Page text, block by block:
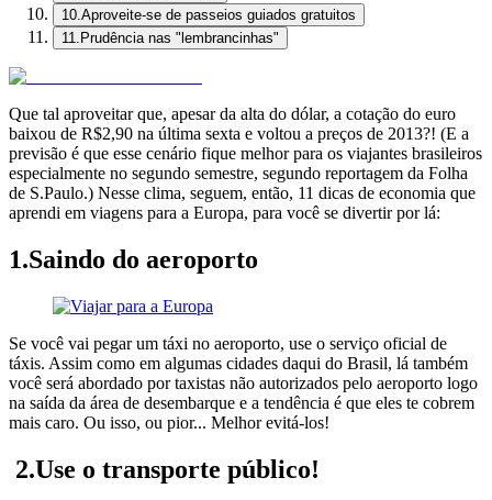
10.Aproveite-se de passeios guiados gratuitos
11.Prudência nas "lembrancinhas"
Que tal aproveitar que, apesar da alta do dólar, a cotação do euro
baixou de R$2,90 na última sexta e voltou a preços de 2013?! (E a
previsão é que esse cenário fique melhor para os viajantes brasileiros
especialmente no segundo semestre, segundo reportagem da Folha
de S.Paulo.) Nesse clima, seguem, então, 11 dicas de economia que
aprendi em viagens para a Europa, para você se divertir por lá:
1.Saindo do aeroporto
Se você vai pegar um táxi no aeroporto, use o serviço oficial de
táxis. Assim como em algumas cidades daqui do Brasil, lá também
você será abordado por taxistas não autorizados pelo aeroporto logo
na saída da área de desembarque e a tendência é que eles te cobrem
mais caro. Ou isso, ou pior... Melhor evitá-los!
2.Use o transporte público!